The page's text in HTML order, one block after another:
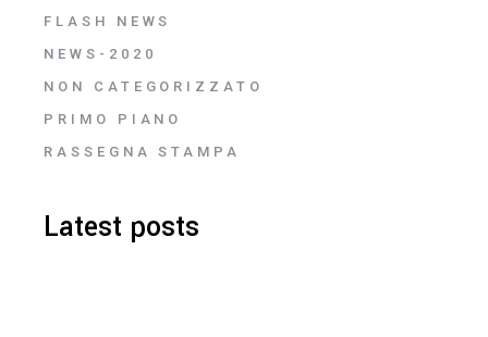
FLASH NEWS
NEWS-2020
NON CATEGORIZZATO
PRIMO PIANO
RASSEGNA STAMPA
Latest posts